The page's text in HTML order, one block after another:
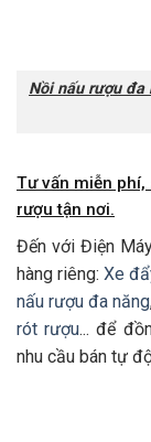
Nồi nấu rượu đa
Tư vấn miễn
rượu tận nơi.
Đến với Điện
hàng riêng: Xe
nấu rượu đa năng
rót rượu... để
nhu cầu bán tự